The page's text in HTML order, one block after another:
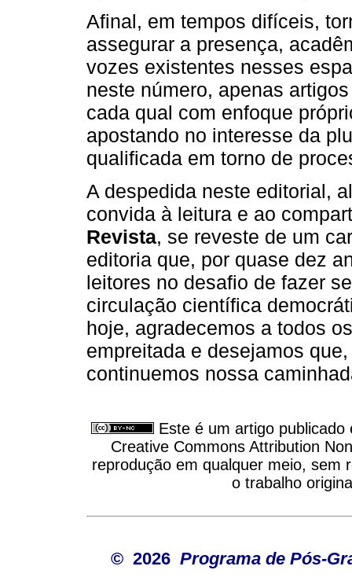
Afinal, em tempos difíceis,
assegurar a presença,
vozes existentes nesses
neste número, apenas
cada qual com enfoque
apostando no interesse da
qualificada em torno de
A despedida neste editorial,
convida à leitura e ao
Revista, se reveste de um
editoria que, por quase dez
leitores no desafio de fazer
circulação científica
hoje, agradecemos a todos
empreitada e desejamos
continuemos nossa
Este é um artigo publicado
Creative Commons Attribution
reprodução em qualquer meio, sem
o trabalho
© 2026 Programa de Pós-